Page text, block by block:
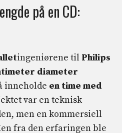
på en CD:
ingeniørene til Philips
diameter
inneholde en time med
var en teknisk
men en kommersiell
fra den erfaringen ble